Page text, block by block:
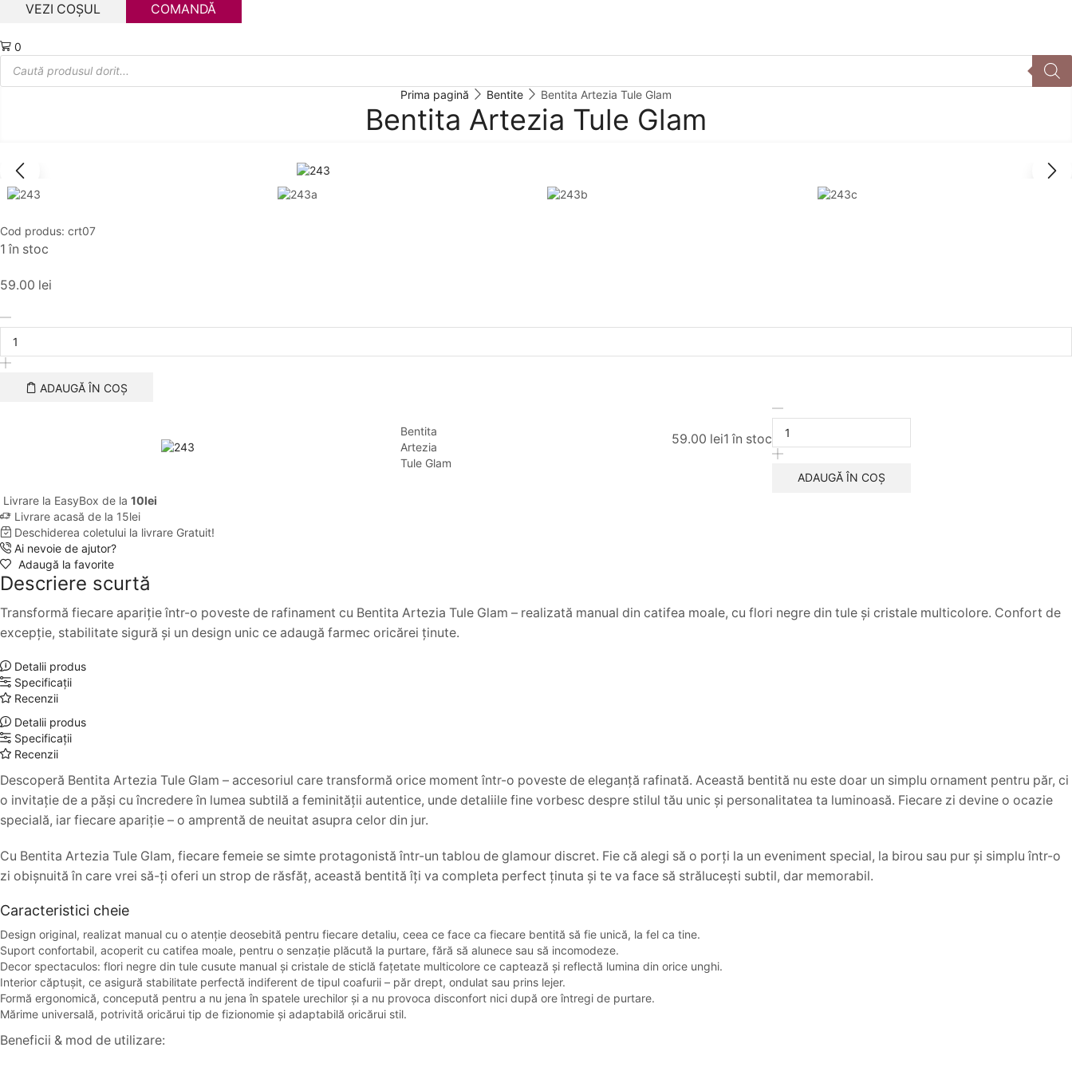
VEZI COȘUL COMANDĂ
0
Products
search
Prima pagină
Bentite Bentita Artezia Tule Glam
Bentita Artezia Tule Glam
Cod produs: crt07
1 în stoc
59.00 lei
Bentita
Artezia
Glam ADAUGĂ ÎN COȘ
Bentita
Artezia
Tule Glam
59.00 lei1 în stoc
Bentita
Artezia
Glam
ADAUGĂ ÎN COȘ
Livrare la EasyBox de la 10lei
Livrare acasă de la 15lei
Deschiderea coletului la livrare Gratuit!
Ai nevoie de ajutor?
Adaugă la favorite
Descriere scurtă
Transformă fiecare apariție într-o poveste de rafinament cu Bentita Artezia Tule Glam – realizată manual din catifea moale, cu flori negre din tule și cristale multicolore. Confort de
excepție, stabilitate sigură și un design unic ce adaugă farmec oricărei ținute.
Detalii produs
Specificații
Recenzii
Detalii produs
Specificații
Recenzii
Descoperă Bentita Artezia Tule Glam – accesoriul care transformă orice moment într-o poveste de eleganță rafinată. Această bentită nu este doar un simplu ornament pentru păr, ci
o invitație de a păși cu încredere în lumea subtilă a feminității autentice, unde detaliile fine vorbesc despre stilul tău unic și personalitatea ta luminoasă. Fiecare zi devine o ocazie
specială, iar fiecare apariție – o amprentă de neuitat asupra celor din jur.
Cu Bentita Artezia Tule Glam, fiecare femeie se simte protagonistă într-un tablou de glamour discret. Fie că alegi să o porți la un eveniment special, la birou sau pur și simplu într-o
zi obișnuită în care vrei să-ți oferi un strop de răsfăț, această bentită îți va completa perfect ținuta și te va face să strălucești subtil, dar memorabil.
Caracteristici cheie
Design original, realizat manual cu o atenție deosebită pentru fiecare detaliu, ceea ce face ca fiecare bentită să fie unică, la fel ca tine.
Suport confortabil, acoperit cu catifea moale, pentru o senzație plăcută la purtare, fără să alunece sau să incomodeze.
Decor spectaculos: flori negre din tule cusute manual și cristale de sticlă fațetate multicolore ce captează și reflectă lumina din orice unghi.
Interior căptușit, ce asigură stabilitate perfectă indiferent de tipul coafurii – păr drept, ondulat sau prins lejer.
Formă ergonomică, concepută pentru a nu jena în spatele urechilor și a nu provoca disconfort nici după ore întregi de purtare.
Mărime universală, potrivită oricărui tip de fizionomie și adaptabilă oricărui stil.
Beneficii & mod de utilizare: